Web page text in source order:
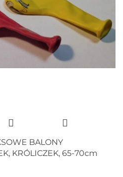
BALONY
KRÓLICZEK, 65-70cm